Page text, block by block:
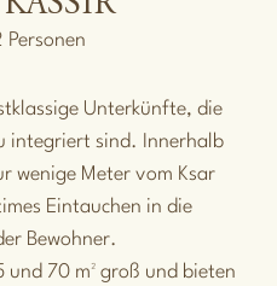
Personen
Unterkünfte, die
integriert sind. Innerhalb
wenige Meter vom Ksar
Eintauchen in die
Bewohner.
und 70 m² groß und bieten